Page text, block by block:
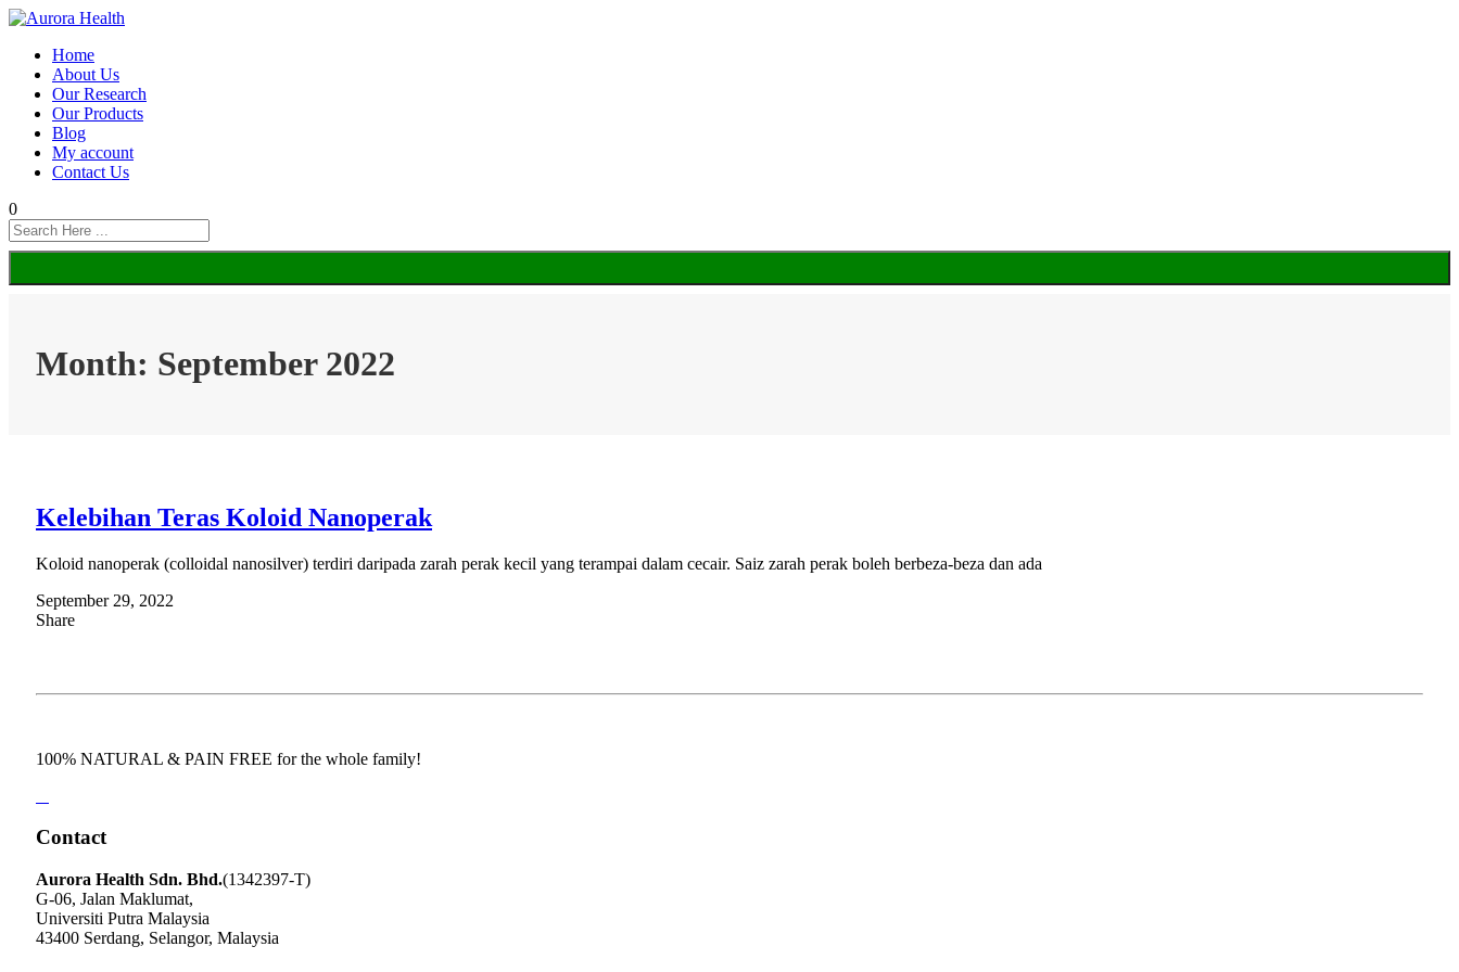
Home
About Us
Our Research
Our Products
Blog
My account
Contact Us
0
Month: September 2022
Kelebihan Teras Koloid Nanoperak
Koloid nanoperak (colloidal nanosilver) terdiri daripada zarah perak kecil yang terampai dalam cecair. Saiz zarah perak boleh berbeza-beza dan ada
September 29, 2022
Share
100% NATURAL & PAIN FREE for the whole family!
Contact
Aurora Health Sdn. Bhd.(1342397-T)
G-06, Jalan Maklumat,
Universiti Putra Malaysia
43400 Serdang, Selangor, Malaysia